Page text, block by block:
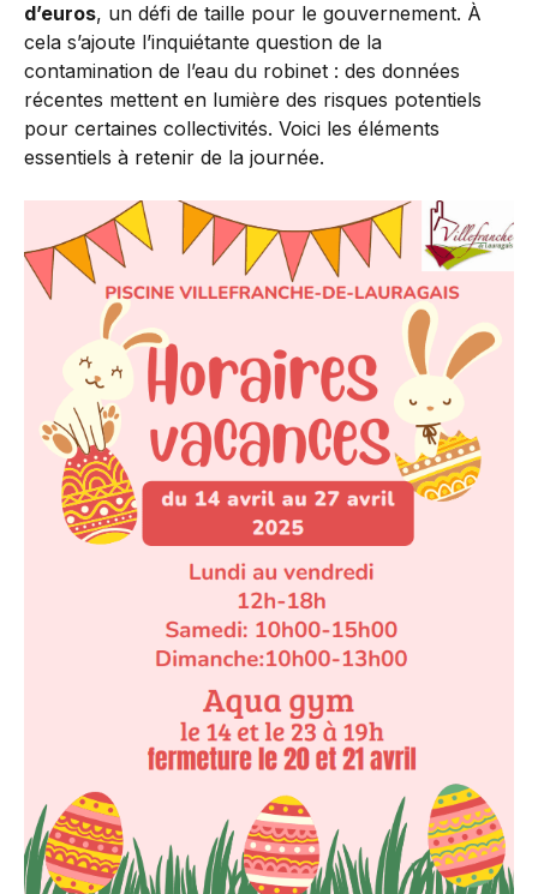
d’euros, un défi de taille pour le gouvernement. À
cela s’ajoute l’inquiétante question de la
contamination de l’eau du robinet : des données
récentes mettent en lumière des risques potentiels
pour certaines collectivités. Voici les éléments
essentiels à retenir de la journée.